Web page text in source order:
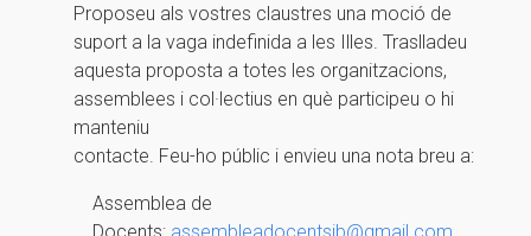
Proposeu als vostres claustres una moció de
suport a la vaga indefinida a les Illes. Traslladeu
aquesta proposta a totes les organitzacions,
assemblees i col·lectius en què participeu o hi
manteniu
contacte. Feu-ho públic i envieu una nota breu a:
Assemblea de